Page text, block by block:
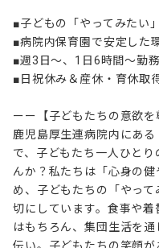
■子どもの「やってみたい
■病院内保育園で安定した
■週3日～、1日6時間～勤
■日祝休み＆産休・育休取
ーー【子どもたちの意欲を
鹿児島厚生連病院内にある
で、子どもたち一人ひと
んか？私たちは「心身の
め、子どもたちの「やっ
切にしています。食事や
はもちろん、集団生活を